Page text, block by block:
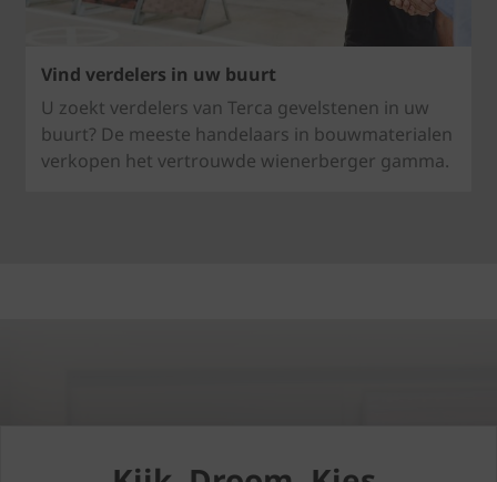
Vind verdelers in uw buurt
U zoekt verdelers van Terca gevelstenen in uw
buurt? De meeste handelaars in bouwmaterialen
verkopen het vertrouwde wienerberger gamma.